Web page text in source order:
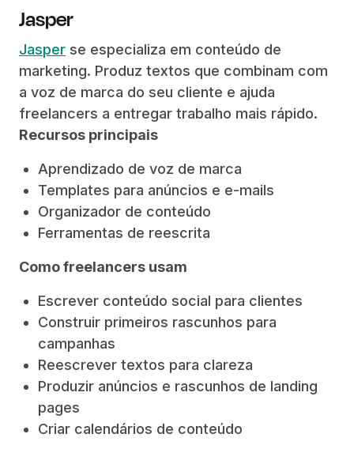
Jasper
Jasper se especializa em conteúdo de
marketing. Produz textos que combinam com
a voz de marca do seu cliente e ajuda
freelancers a entregar trabalho mais rápido.
Recursos principais
Aprendizado de voz de marca
Templates para anúncios e e-mails
Organizador de conteúdo
Ferramentas de reescrita
Como freelancers usam
Escrever conteúdo social para clientes
Construir primeiros rascunhos para
campanhas
Reescrever textos para clareza
Produzir anúncios e rascunhos de landing
pages
Criar calendários de conteúdo